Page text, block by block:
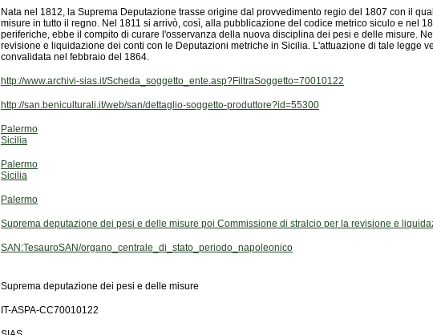
convalidata nel febbraio del 1864.
http://www.archivi-sias.it/Scheda_soggetto_ente.asp?FiltraSoggetto=70010122
http://san.beniculturali.it/web/san/dettaglio-soggetto-produttore?id=55300
Palermo
Sicilia
Palermo
Sicilia
Palermo
Suprema deputazione dei pesi e delle misure poi Commissione di stralcio per la revisione e
SAN:TesauroSAN/organo_centrale_di_stato_periodo_napoleonico
Suprema deputazione dei pesi e delle misure
IT-ASPA-CC70010122